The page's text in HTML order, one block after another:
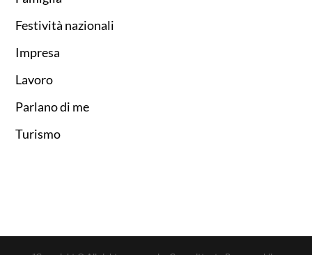
Festività nazionali
Impresa
Lavoro
Parlano di me
Turismo